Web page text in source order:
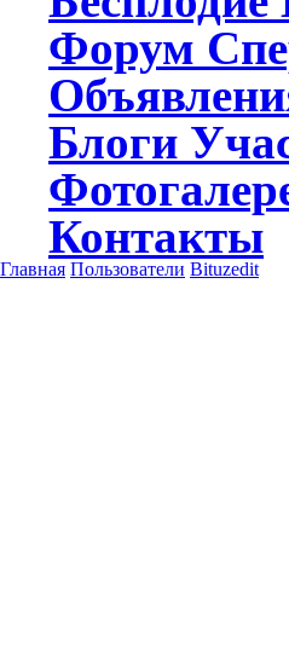
Форум
Блоги
Контакты
Главная Пользователи Bituzedit